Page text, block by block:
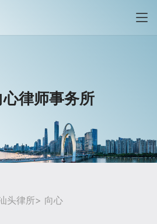
心律师事务所
头律所> 向心